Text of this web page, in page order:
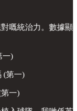
嘅統治力。數據顯
一)
(第一)
第一)